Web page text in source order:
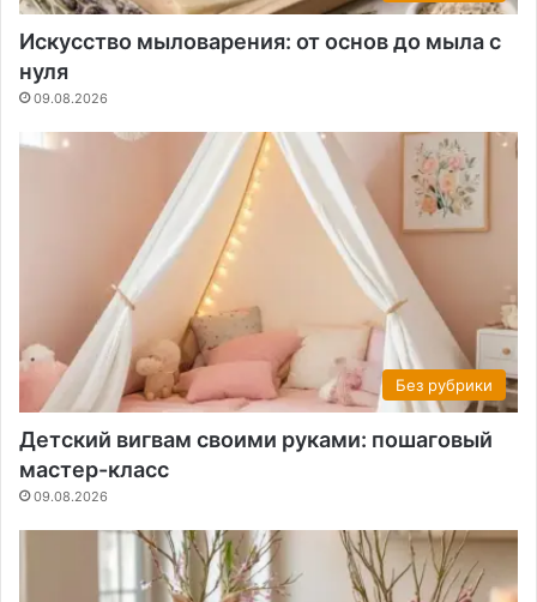
Искусство мыловарения: от основ до мыла с
нуля
09.08.2026
Без рубрики
Детский вигвам своими руками: пошаговый
мастер-класс
09.08.2026